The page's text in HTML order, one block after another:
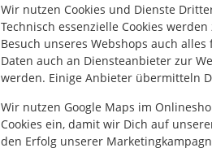
Wir nutzen Cookies und Dienste
Technisch essenzielle Cookies
Besuch unseres Webshops auch
Daten auch an Diensteanbieter zur
werden. Einige Anbieter übermitteln
Wir nutzen Google Maps im
Cookies ein, damit wir Dich auf
den Erfolg unserer